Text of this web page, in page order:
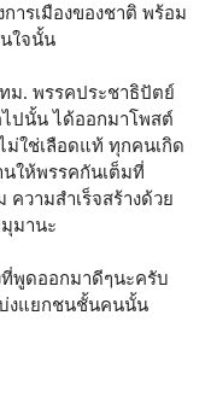
ารเมืองของชาติ พร้อม
ใจนั้น
ม. พรรคประชาธิปัตย์
ปนั้น ได้ออกมาโพสต์
ใช่เลือดแท้ ทุกคนเกิด
นให้พรรคกันเต็มที่
วามสำเร็จสร้างด้วย
มานะ
พูดออกมาดีๆนะครับ
บ่งแยกชนชั้นคนนั้น